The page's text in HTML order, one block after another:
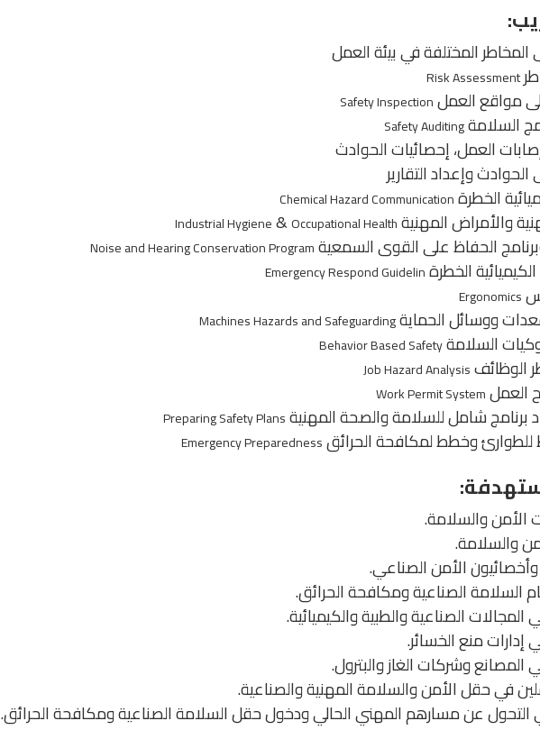
المختلفة في بيئة العمل
Risk Assessment
مواقع العملSafety Inspection
السلامةSafety Auditing
العمل، إحصائيات الحوادث
وإعداد التقارير
الخطرةChemical Hazard Communication
والأمراض المهنيةOccupational Health
&
Industrial Hygiene
الحفاظ على القوى السمعيةNoise and Hearing Conservation Program
الخطرةEmergency Respond Guidelin
Ergonomics
ووسائل الحمايةMachines Hazards and Safeguarding
السلامةBehavior Based Safety
الوظائفJob Hazard Analysis
العملWork Permit System
برنامج شامل للسلامة والصحة المهنيةPreparing Safety Plans
وخطط لمكافحة الحرائقEmergency Preparedness
الأمن والسلامة.
والسلامة.
الأمن الصناعي.
السلامة الصناعية ومكافحة الحرائق.
المجالات الصناعية والطبية والكيميائية.
إدارات منع الخسائر.
المصانع وشركات الغاز والبترول.
في حقل الأمن والسلامة المهنية والصناعية.
التحول عن مسارهم المهني الحالي ودخول حقل السلامة الصناعية ومكافحة الحرائق.